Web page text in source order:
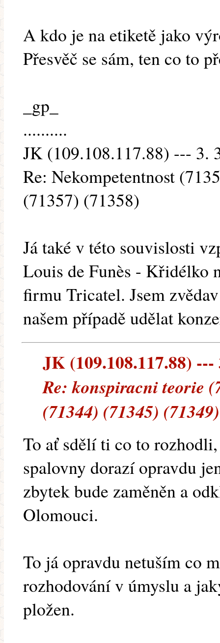
A kdo je na etiketě jako
Přesvěč se sám, ten co to
_gp_
..........
JK (109.108.117.88) --- 3.
Re: Nekompetentnost
(71357) (71358)
Já také v této souvislosti
Louis de Funès - Křidélko
firmu Tricatel. Jsem
našem případě udělat
JK (109.108.117.88) ---
Re: konspiracni teorie
(71344) (71345)
To ať sdělí ti co to
spalovny dorazí opravdu
zbytek bude zaměněn a
Olomouci.
To já opravdu netuším co
rozhodování v úmyslu a
pložen.